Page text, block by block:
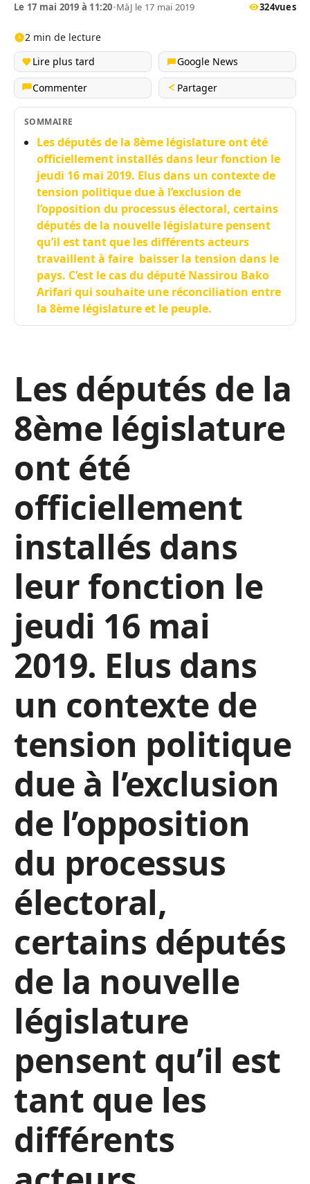
Le 17 mai 2019 à 11:20•MàJ le 17 mai 2019 324vues
2 min de lecture
Lire plus tard
Google News
Commenter
Partager
SOMMAIRE
Les députés de la 8ème législature ont été
officiellement installés dans leur fonction le
jeudi 16 mai 2019. Elus dans un contexte de
tension politique due à l’exclusion de
l’opposition du processus électoral, certains
députés de la nouvelle législature pensent
qu’il est tant que les différents acteurs
travaillent à faire baisser la tension dans le
pays. C’est le cas du député Nassirou Bako
Arifari qui souhaite une réconciliation entre
la 8ème législature et le peuple.
Les députés de la
8ème législature
ont été
officiellement
installés dans
leur fonction le
jeudi 16 mai
2019. Elus dans
un contexte de
tension politique
due à l’exclusion
de l’opposition
du processus
électoral,
certains députés
de la nouvelle
législature
pensent qu’il est
tant que les
différents